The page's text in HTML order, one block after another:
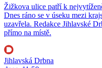
Žižkova ulice patří k
Dnes ráno se v úseku mezi
uzavřela. Redakce Jihlavské
přímo na místě.
Jihlavská Drbna